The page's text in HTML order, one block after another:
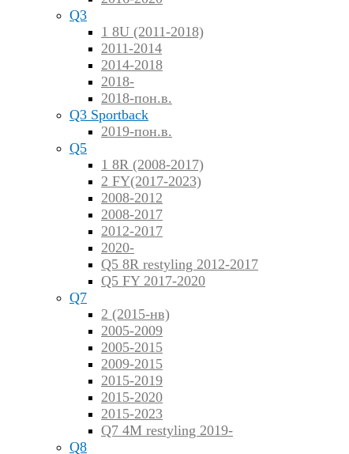
Q3
1 8U (2011-2018)
2011-2014
2014-2018
2018-
2018-пон.в.
Q3 Sportback
2019-пон.в.
Q5
1 8R (2008-2017)
2 FY(2017-2023)
2008-2012
2008-2017
2012-2017
2020-
Q5 8R restyling 2012-2017
Q5 FY 2017-2020
Q7
2 (2015-нв)
2005-2009
2005-2015
2009-2015
2015-2019
2015-2020
2015-2023
Q7 4M restyling 2019-
Q8